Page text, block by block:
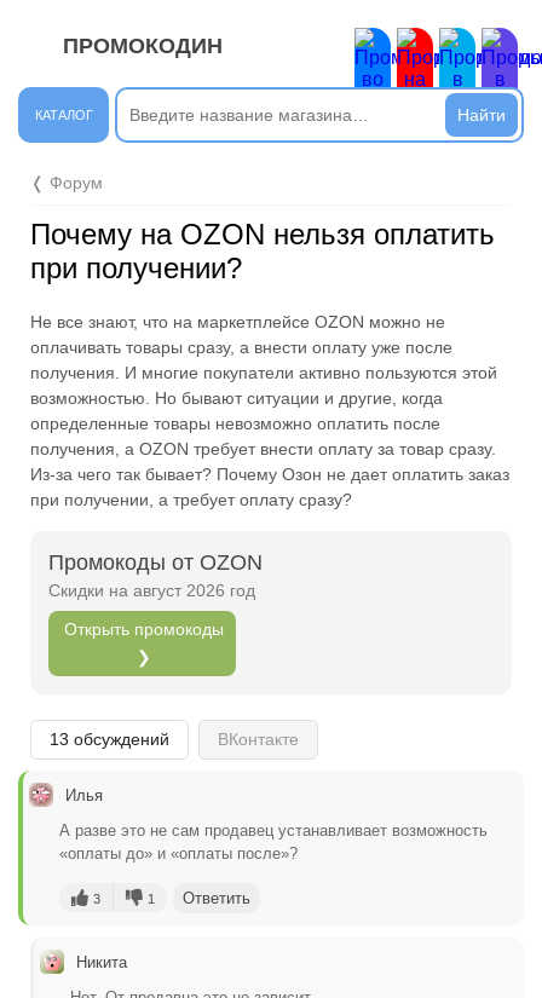
ПРОМОКОДИН
КАТАЛОГ
❬ Форум
Почему на OZON нельзя оплатить
при получении?
Не все знают, что на маркетплейсе OZON можно не
оплачивать товары сразу, а внести оплату уже после
получения. И многие покупатели активно пользуются этой
возможностью. Но бывают ситуации и другие, когда
определенные товары невозможно оплатить после
получения, а OZON требует внести оплату за товар сразу.
Из-за чего так бывает? Почему Озон не дает оплатить заказ
при получении, а требует оплату сразу?
Промокоды от OZON
Скидки на август 2026 год
Открыть промокоды
❯
13 обсуждений ВКонтакте
Илья
А разве это не сам продавец устанавливает возможность
«оплаты до» и «оплаты после»?
3 1 Ответить
Никита
Новые сообщения ЗАКРЫТЬ
найдёте интересные новости.
Открыть полностью
Подпишись на наш ТГ-канал и получай свежие акции и
промокоды каждый день!
Открыть полностью
Напиши комментарий и получи 50 рублей. Уже есть те,
Открыть полностью
Проверяй акции, делай видео-обзор и зарабатывайт
Открыть полностью
Можешь предложить свои промокоды для публикации.